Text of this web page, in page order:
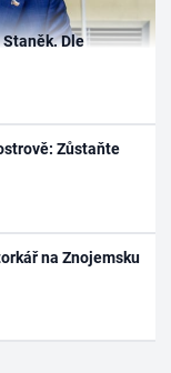
Dle
Zůstaňte
na Znojemsku